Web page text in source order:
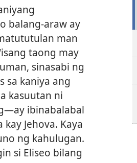
balang-araw ay
man
taong may
sinasabi ng
sa kaniya ang
kasuutan ni
ibinabalabal
Jehova. Kaya
ng kahulugan.
si Eliseo bilang